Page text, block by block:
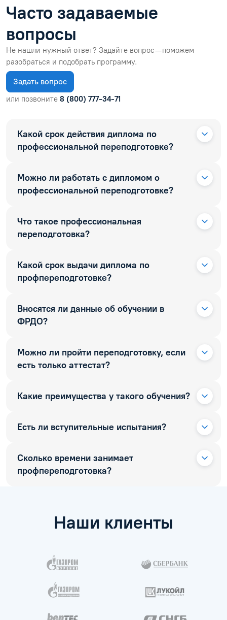
Часто задаваемые
вопросы
Не нашли нужный ответ? Задайте вопрос — поможем
разобраться и подобрать программу.
Задать вопрос
или позвоните 8 (800) 777-34-71
Какой срок действия диплома по
профессиональной переподготовке?
Можно ли работать с дипломом о
профессиональной переподготовке?
Что такое профессиональная
переподготовка?
Какой срок выдачи диплома по
профпереподготовке?
Вносятся ли данные об обучении в
ФРДО?
Можно ли пройти переподготовку, если
есть только аттестат?
Какие преимущества у такого обучения?
Есть ли вступительные испытания?
Сколько времени занимает
профпереподготовка?
Наши клиенты